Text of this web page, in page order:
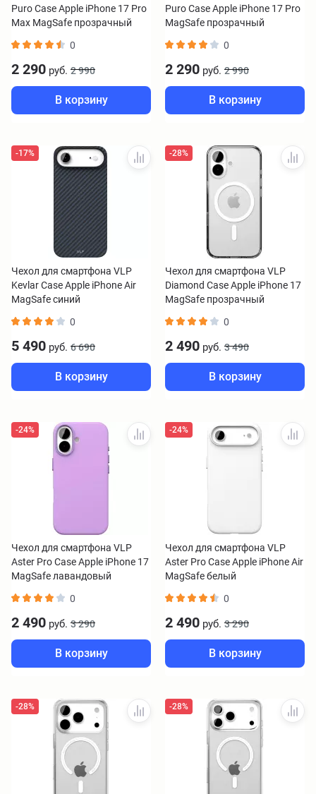
Puro Case Apple iPhone 17 Pro
Max MagSafe прозрачный
0
2 290 руб. 2 990
В корзину
Puro Case Apple iPhone 17 Pro
MagSafe прозрачный
0
2 290 руб. 2 990
В корзину
-17%
Чехол для смартфона VLP
Kevlar Case Apple iPhone Air
MagSafe синий
0
5 490 руб. 6 690
В корзину
-28%
Чехол для смартфона VLP
Diamond Case Apple iPhone 17
MagSafe прозрачный
0
2 490 руб. 3 490
В корзину
-24%
Чехол для смартфона VLP
Aster Pro Case Apple iPhone 17
MagSafe лавандовый
0
2 490 руб. 3 290
В корзину
-24%
Чехол для смартфона VLP
Aster Pro Case Apple iPhone Air
MagSafe белый
0
2 490 руб. 3 290
В корзину
-28% -28%